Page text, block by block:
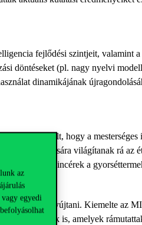
az
vagy egyedi
fejlődési szintjeit, valamint
döntéseket (pl. nagy nyelvi
dinamikájának
az állt, hogy a
alkalmazására világítanak rá az
robotizált pincérek a
nyújtani. Kiemelte az
olyan példák is, amelyek